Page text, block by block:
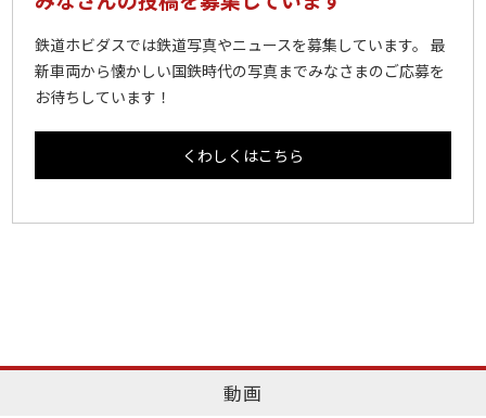
鉄道ホビダスでは鉄道写真やニュースを募集しています。 最
新車両から懐かしい国鉄時代の写真までみなさまのご応募を
お待ちしています！
くわしくはこちら
動画